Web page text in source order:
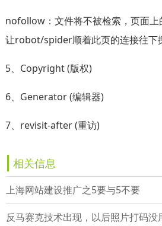
nofollow：文件将不被检索，页面上
让robot/spider顺着此页的连接往下
5、Copyright (版权)
6、Generator (编辑器)
7、revisit-after (重访)
相关信息
上海网站建设推广之5要与5不要
反马赛克技术出现，以后照片打码没